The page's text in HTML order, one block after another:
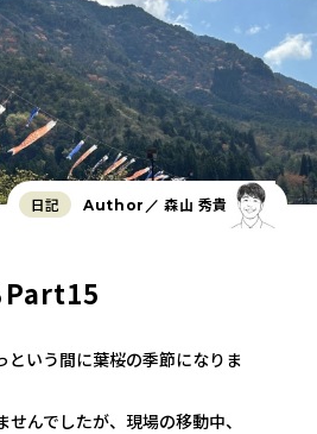
日記 Author／ 森山 秀貴
Part15
という間に葉桜の季節になりま
んでしたが、現場の移動中、